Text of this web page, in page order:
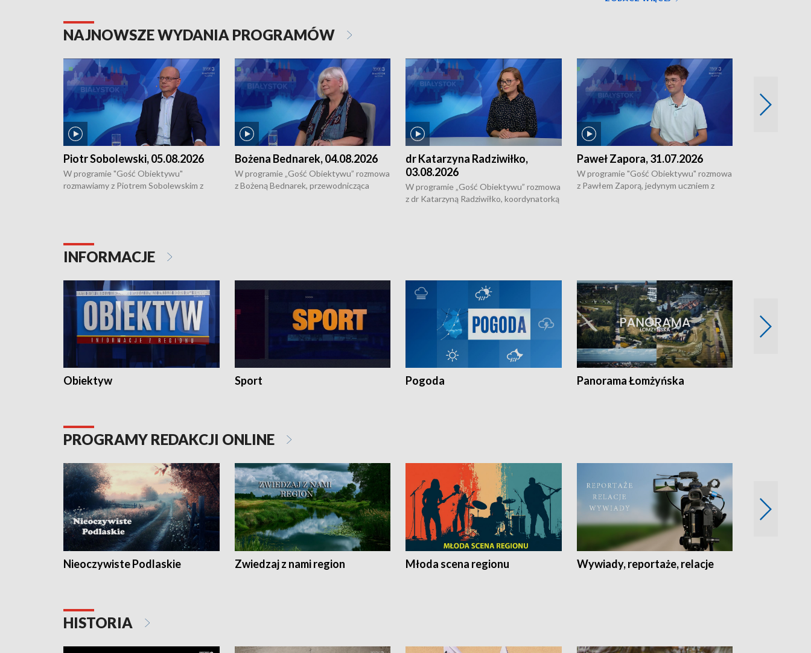
NAJNOWSZE WYDANIA PROGRAMÓW
Piotr Sobolewski, 05.08.2026
W programie "Gość Obiektywu"
rozmawiamy z Piotrem Sobolewskim z
Bożena Bednarek, 04.08.2026
W programie „Gość Obiektywu” rozmowa
z Bożeną Bednarek, przewodnicząca
dr Katarzyna Radziwiłko,
03.08.2026
W programie „Gość Obiektywu” rozmowa
z dr Katarzyną Radziwiłko, koordynatorką
Paweł Zapora, 31.07.2026
W programie "Gość Obiektywu" rozmowa
z Pawłem Zaporą, jedynym uczniem z
INFORMACJE
Obiektyw Sport Pogoda Panorama Łomżyńska
PROGRAMY REDAKCJI ONLINE
Nieoczywiste Podlaskie Zwiedzaj z nami region Młoda scena regionu Wywiady, reportaże, relacje
HISTORIA